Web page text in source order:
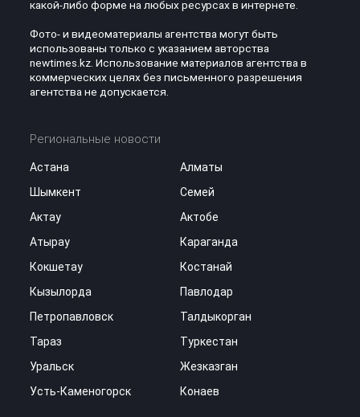
какой-либо форме на любых ресурсах в интернете.
Фото- и видеоматериалы агентства могут быть
использованы только с указанием авторства
newtimes.kz. Использование материалов агентства в
коммерческих целях без письменного разрешения
агентства не допускается.
Региональные новости
Астана
Алматы
Шымкент
Семей
Актау
Актобе
Атырау
Караганда
Кокшетау
Костанай
Кызылорда
Павлодар
Петропавловск
Талдыкорган
Тараз
Туркестан
Уральск
Жезказган
Усть-Каменогорск
Конаев